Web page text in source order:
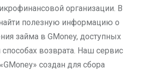
организации. В
полезную информацию о
займа в GMoney, доступных
возврата. Наш сервис
создан для сбора